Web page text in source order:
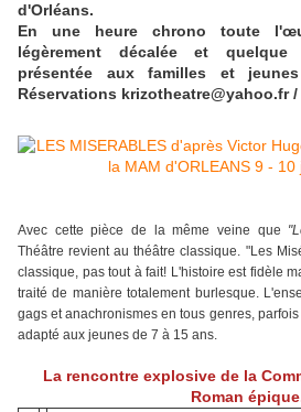
d'Orléans.
En une heure chrono toute
légèrement décalée et
présentée aux familles et
Réservations krizotheatre@yahoo.fr /
Avec cette pièce de la même veine que
Théâtre revient au théâtre classique. "Les
classique, pas tout à fait! L'histoire est fidèle
traité de manière totalement burlesque.
gags et anachronismes en tous genres,
adapté aux jeunes de 7 à 15 ans.
La rencontre explosive de la
Roman